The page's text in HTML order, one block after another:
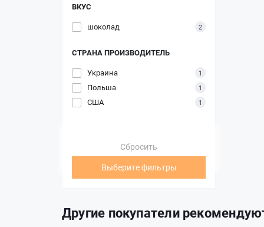
ВКУС
шоколад
2
СТРАНА ПРОИЗВОДИТЕЛЬ
Украина
1
Польша 1
США 1
Сбросить
Выберите фильтры
Другие покупатели